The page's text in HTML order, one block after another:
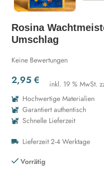
Rosina
Umschlag
Keine Bewertungen
2,95€ inkl. 19 % MwSt.
Hochwertige Materialien
Garantiert authentisch
Schnelle Lieferzeit
Lieferzeit 2-4 Werktage
Vorrätig